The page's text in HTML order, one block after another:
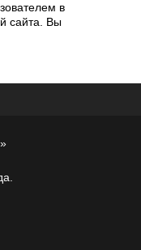
в
сайта. Вы